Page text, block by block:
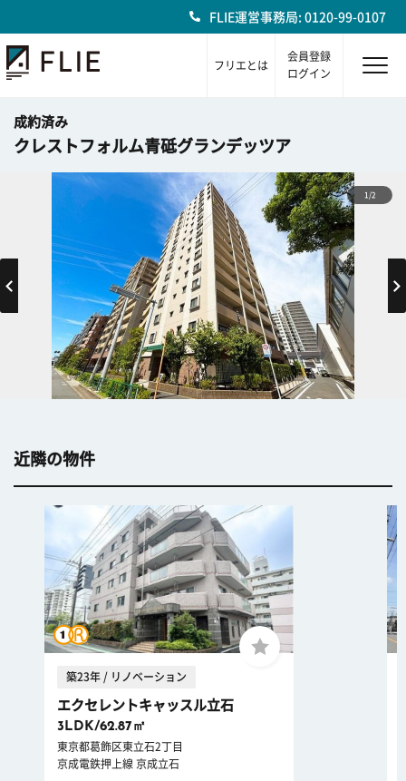
FLIE運営事務局: 0120-99-0107
フリエとは
会員登録
ログイン
成約済み
クレストフォルム青砥グランデッツア
1/2
近隣の物件
築23年 / リノベーション
エクセレントキャッスル立石
3LDK/62.87㎡
東京都葛飾区東立石2丁目
京成電鉄押上線 京成立石